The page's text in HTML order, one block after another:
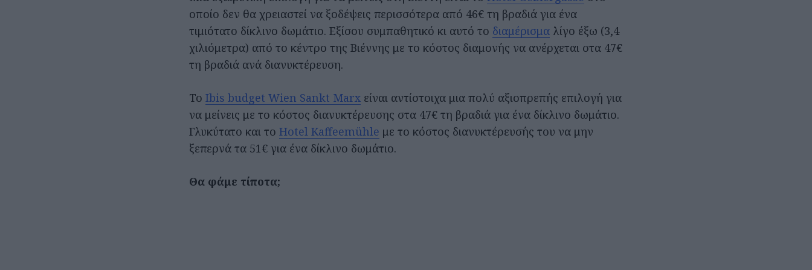
οποίο δεν θα χρειαστεί να ξοδέψεις περισσότερα από 46€ τη βραδιά για ένα
τιμιότατο δίκλινο δωμάτιο. Εξίσου συμπαθητικό κι αυτό το διαμέρισμαλίγο έξω (3,4
χιλιόμετρα) από το κέντρο της Βιέννης με το κόστος διαμονής να ανέρχεται στα 47€
τη βραδιά ανά διανυκτέρευση.
Το Ιbis budget Wien Sankt Marxείναι αντίστοιχα μια πολύ αξιοπρεπής επιλογή για
να μείνεις με το κόστος διανυκτέρευσης στα 47€ τη βραδιά για ένα δίκλινο δωμάτιο.
Γλυκύτατο και το Hotel Kaffeemühle με το κόστος διανυκτέρευσής του να μην
ξεπερνά τα 51€ για ένα δίκλινο δωμάτιο.
Θα φάμε τίποτα;